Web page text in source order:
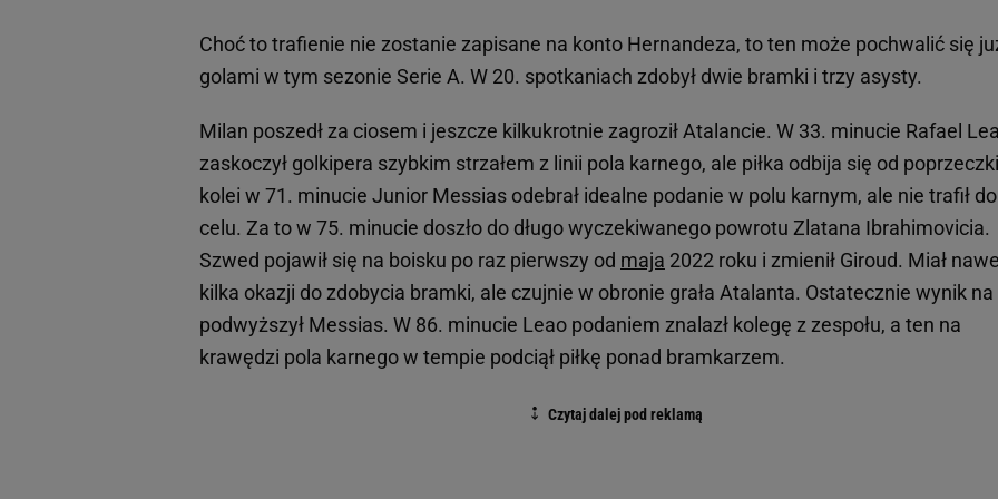
Choć to trafienie nie zostanie zapisane na konto Hernandeza, to ten może pochwalić się
golami w tym sezonie Serie A. W 20. spotkaniach zdobył dwie bramki i trzy asysty.
Milan poszedł za ciosem i jeszcze kilkukrotnie zagroził Atalancie. W 33. minucie Rafael
zaskoczył golkipera szybkim strzałem z linii pola karnego, ale piłka odbija się od
kolei w 71. minucie Junior Messias odebrał idealne podanie w polu karnym, ale nie trafił do
celu. Za to w 75. minucie doszło do długo wyczekiwanego powrotu Zlatana Ibrahimovicia.
Szwed pojawił się na boisku po raz pierwszy od maja 2022 roku i zmienił Giroud. Miał
kilka okazji do zdobycia bramki, ale czujnie w obronie grała Atalanta. Ostatecznie wynik na
podwyższył Messias. W 86. minucie Leao podaniem znalazł kolegę z zespołu, a ten na
krawędzi pola karnego w tempie podciął piłkę ponad bramkarzem.